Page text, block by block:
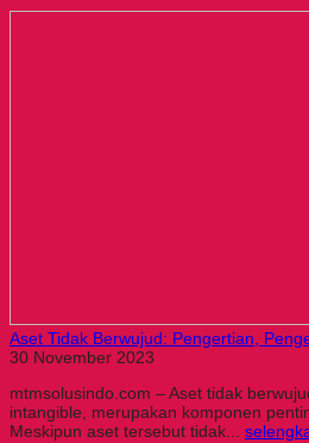
Aset Tidak Berwujud: Pengertian,
30 November 2023
mtmsolusindo.com – Aset tidak
intangible, merupakan komponen
Meskipun aset tersebut tidak...